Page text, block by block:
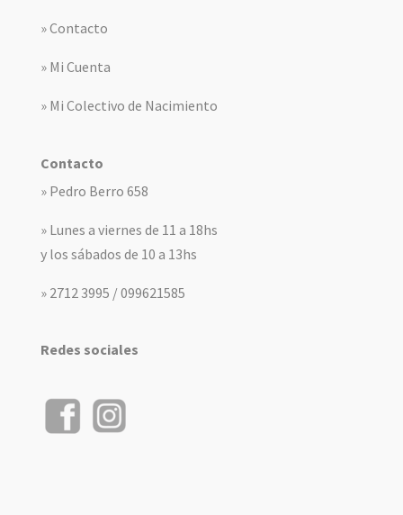
» Contacto
» Mi Cuenta
» Mi Colectivo de Nacimiento
Contacto
» Pedro Berro 658
» Lunes a viernes de 11 a 18hs
y los sábados de 10 a 13hs
» 2712 3995 / 099621585
Redes sociales